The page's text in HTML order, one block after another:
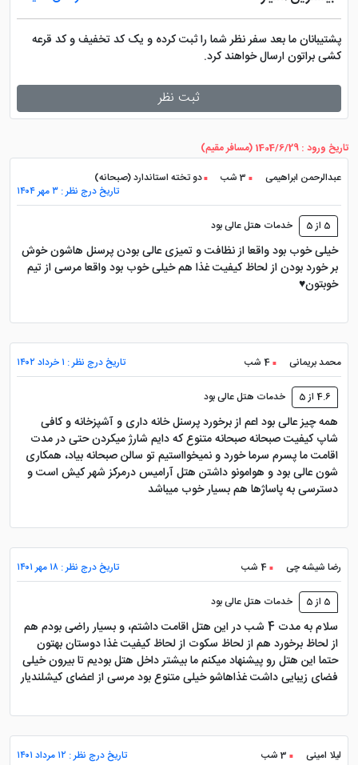
پشتیبانان ما بعد سفر نظر شما را ثبت کرده و یک کد تخفیف و کد قرعه
کشی براتون ارسال خواهند کرد.
ثبت نظر
تاریخ ورود : 1404/6/29 (مسافر مقیم)
عبدالرحمن ابراهیمی
3 شب
دو تخته استاندارد (صبحانه)
تاریخ درج نظر : ۳ مهر ۱۴۰۴
5 از 5 خدمات هتل عالی بود
خیلی خوب بود واقعا از نظافت و تمیزی عالی بودن پرسنل هاشون خوش
بر خورد بودن از لحاظ کیفیت غذا هم خیلی خوب بود واقعا مرسی از تیم
خوبتون♥
محمد بریمانی 4 شب تاریخ درج نظر : ۱ خرداد ۱۴۰۲
4.6 از 5 خدمات هتل عالی بود
همه چیز عالی بود اعم از برخورد پرسنل خانه داری و آشپزخانه و کافی
شاپ کیفیت صبحانه صبحانه متنوع که دایم شارژ میکردن حتی در مدت
اقامت ما پسرم سرما خورد و نمیخوااستیم تو سالن صبحانه بیاد، همکاری
شون عالی بود و هوامونو داشتن هتل آرامیس درمرکز شهر کیش است و
دسترسی به پاساژها هم بسیار خوب میباشد
رضا شیشه چی 4 شب تاریخ درج نظر : ۱۸ مهر ۱۴۰۱
5 از 5 خدمات هتل عالی بود
سلام به مدت 4 شب در این هتل اقامت داشتم، و بسیار راضی بودم هم
از لحاظ برخورد هم از لحاظ سکوت از لحاظ کیفیت غذا دوستان بهتون
حتما این هتل رو پیشنهاد میکنم ما بیشتر داخل هتل بودیم تا بیرون خیلی
فضای زیبایی داشت غذاهاشو خیلی متنوع بود مرسی از اعضای کیشلندیار
لیلا امینی 3 شب تاریخ درج نظر : ۱۲ مرداد ۱۴۰۱